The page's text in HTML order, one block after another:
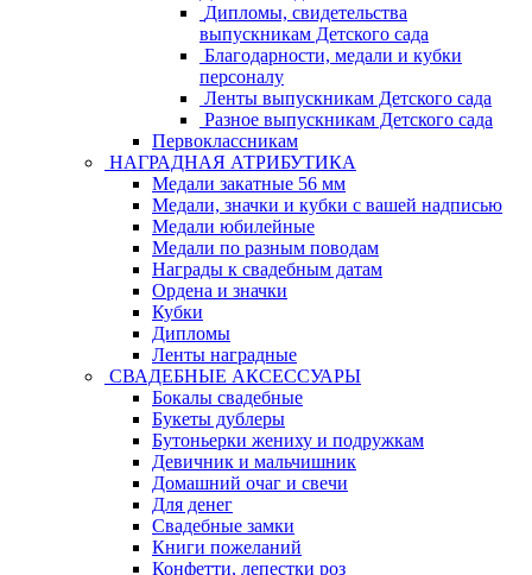
Дипломы, свидетельства
выпускникам Детского сада
Благодарности, медали и кубки
персоналу
Ленты выпускникам Детского сада
Разное выпускникам Детского сада
Первоклассникам
НАГРАДНАЯ АТРИБУТИКА
Медали закатные 56 мм
Медали, значки и кубки с вашей надписью
Медали юбилейные
Медали по разным поводам
Награды к свадебным датам
Ордена и значки
Кубки
Дипломы
Ленты наградные
СВАДЕБНЫЕ АКСЕССУАРЫ
Бокалы свадебные
Букеты дублеры
Бутоньерки жениху и подружкам
Девичник и мальчишник
Домашний очаг и свечи
Для денег
Свадебные замки
Книги пожеланий
Конфетти, лепестки роз